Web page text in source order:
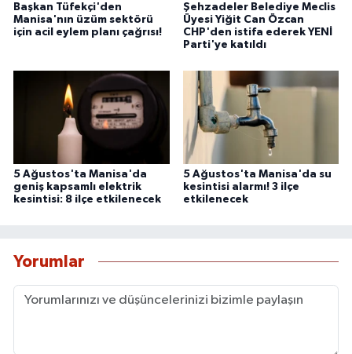
Başkan Tüfekçi'den
Manisa'nın üzüm sektörü
için acil eylem planı çağrısı!
Şehzadeler Belediye Meclis
Üyesi Yiğit Can Özcan
CHP'den istifa ederek YENİ
Parti'ye katıldı
5 Ağustos'ta Manisa'da
geniş kapsamlı elektrik
kesintisi: 8 ilçe etkilenecek
5 Ağustos'ta Manisa'da su
kesintisi alarmı! 3 ilçe
etkilenecek
Yorumlar